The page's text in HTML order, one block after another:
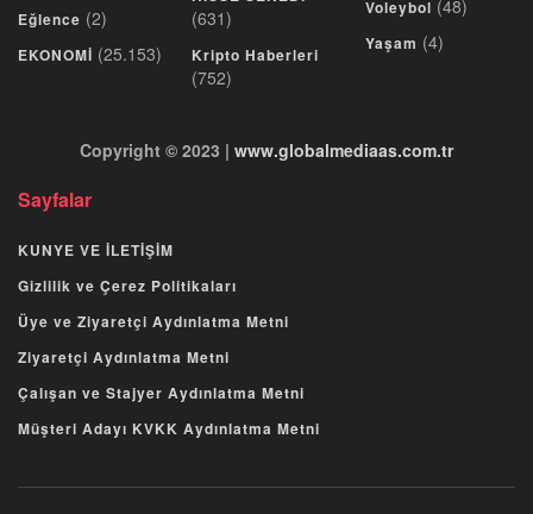
Eğlence (2)
EKONOMİ (25.153)
(631)
Kripto Haberleri
(752)
Voleybol (48)
Yaşam (4)
Copyright © 2023 | www.globalmediaas.com.tr
Sayfalar
KUNYE VE İLETİŞİM
Gizlilik ve Çerez Politikaları
Üye ve Ziyaretçi Aydınlatma Metni
Ziyaretçi Aydınlatma Metni
Çalışan ve Stajyer Aydınlatma Metni
Müşteri Adayı KVKK Aydınlatma Metni